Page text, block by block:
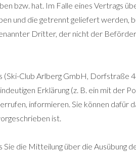
bzw. hat. Im Falle eines Vertrags
und die getrennt geliefert
Dritter, der nicht der
(Ski-Club Arlberg GmbH, Dorfstraße
Erklärung (z. B. ein mit der
informieren. Sie können dafür
ist.
die Mitteilung über die Ausübung